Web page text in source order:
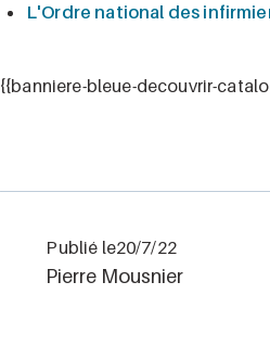
L'Ordre national des
{{banniere-bleue-decouvrir-
Publié le20/7/22
Pierre Mousnier